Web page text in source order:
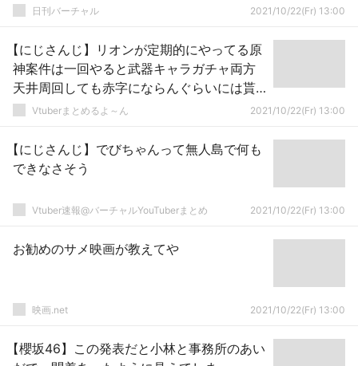
日刊バーチャル 2021/10/22(Fr) 13:00
【にじさんじ】リオンが定期的にやってる原
神案件は一回やると武器キャラガチャ両方
天井周回しても赤字にならんぐらいには貰
えるみたいだぞ
Vtuberまとめるよ～ん 2021/10/22(Fr) 13:00
【にじさんじ】でびちゃんって無人島で何も
できなさそう
Vtuber速報@バーチャルYouTuberまとめ 2021/10/22(Fr) 13:00
お勧めのサメ映画が教えてや
映画.net 2021/10/22(Fr) 13:00
【櫻坂46】この発表だと小林と事務所のあい